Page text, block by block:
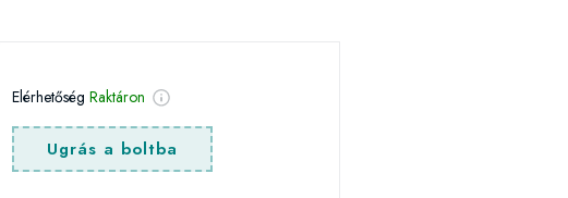
ElérhetőségRaktáron
Ugrás a boltba